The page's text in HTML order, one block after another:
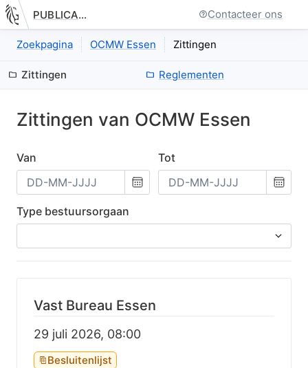
Nieuwe pagina: bestuurseenheid.zittingen.index
PUBLICATIE.GELINKT-NOTULEREN.VLAANDEREN.BE Contacteer ons
Zoekpagina OCMW Essen Zittingen
Zittingen Reglementen
Zittingen van OCMW Essen
Van
Kies
een
datum
Tot
Kies
een
datum
Type bestuursorgaan
Vast Bureau Essen
29 juli 2026, 08:00
Besluitenlijst